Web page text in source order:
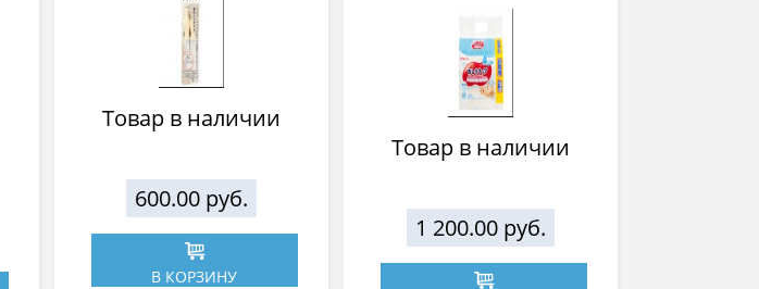
Товар в наличии
600.00 руб.
В КОРЗИНУ
Товар в наличии
1 200.00 руб.